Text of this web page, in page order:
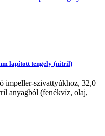
lapított tengely (nitril)
impeller-szivattyúkhoz, 32,0
anyagból (fenékvíz, olaj,